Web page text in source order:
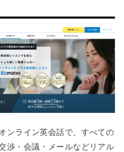
ンライン英会話で、すべての
渉・会議・メールなどリアル